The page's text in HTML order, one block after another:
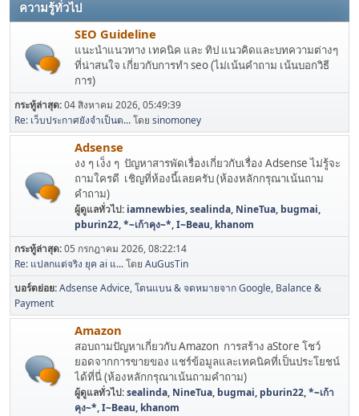
ความรู้ทั่วไป
SEO Guideline
แนะนำแนวทาง เทคนิค และ ทิป แนวคิดและบทความต่างๆ
ที่น่าสนใจ เกี่ยวกับการทำ seo (ไม่เน้นคำถาม เน้นบอกวิธี
การ)
กระทู้ล่าสุด:04 สิงหาคม 2026, 05:49:39
Re: เว็บประกาศยังจำเป็นต...โดย sinomoney
Adsense
งง ๆ เง็ง ๆ ปัญหาสารพัดเรื่องเกี่ยวกับเรื่อง Adsense ไม่รู้จะ
ถามใครดี เชิญที่ห้องนี้เลยครับ (ห้องหลักกรุณาเน้นถาม
คำถาม)
ผู้ดูแลทั่วไป: iamnewbies,sealinda, NineTua, bugmai,
pburin22,*~เก้าคุง~*,I~Beau, khanom
กระทู้ล่าสุด:05 กรกฎาคม 2026, 08:22:14
Re: แปลกแต่จริง ยุค ai แ...โดย AuGusTin
บอร์ดย่อย Adsense Advice โดนแบน & จดหมายจาก Google Balance &
Payment
Amazon
สอบถามปัญหาเกี่ยวกับ Amazon การสร้าง aStore โชว์
ยอดจากการขายของ แชร์ข้อมูลและเทคนิคที่เป็นประโยชน์
ได้ที่นี่ (ห้องหลักกรุณาเน้นถามคำถาม)
ผู้ดูแลทั่วไป:sealinda, NineTua, bugmai, pburin22,*~เก้า
คุง~*,I~Beau, khanom